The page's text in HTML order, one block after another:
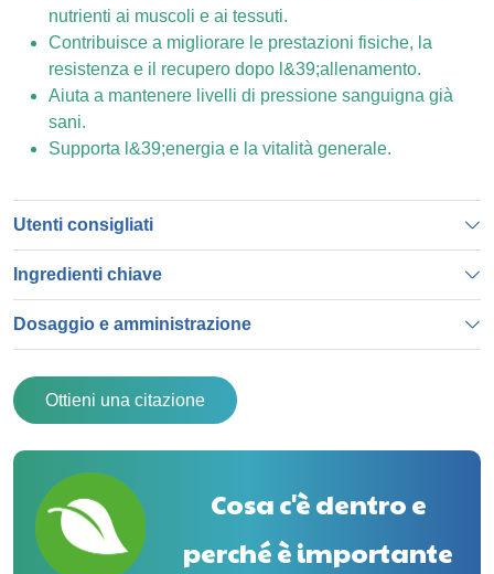
nutrienti ai muscoli e ai tessuti.
Contribuisce a migliorare le prestazioni fisiche, la
resistenza e il recupero dopo l&39;allenamento.
Aiuta a mantenere livelli di pressione sanguigna già
sani.
Supporta l&39;energia e la vitalità generale.
Utenti consigliati
Ingredienti chiave
Dosaggio e amministrazione
Ottieni una citazione
Cosa c'è dentro e
perché è importante